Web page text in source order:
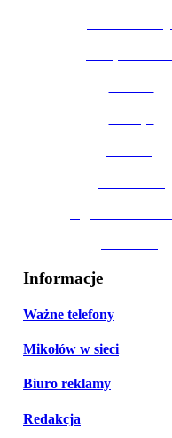
Informacje
Ważne telefony
Mikołów w sieci
Biuro reklamy
Redakcja